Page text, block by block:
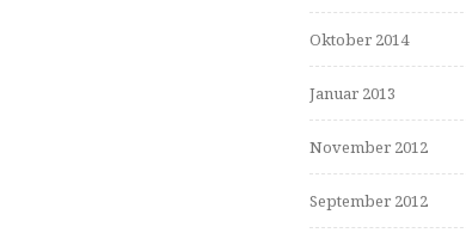
Oktober 2014
Januar 2013
November 2012
September 2012